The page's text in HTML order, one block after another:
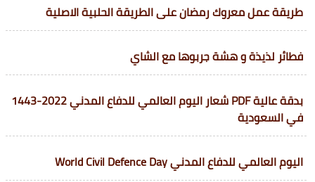
طريقة عمل معروك رمضان على الطريقة الحلبية الاصلية
فطائر لذيذة و هشة جربوها مع الشاي
بدقة عالية PDF شعار اليوم العالمي للدفاع المدني 2022-1443
في السعودية
اليوم العالمي للدفاع المدني World Civil Defence Day